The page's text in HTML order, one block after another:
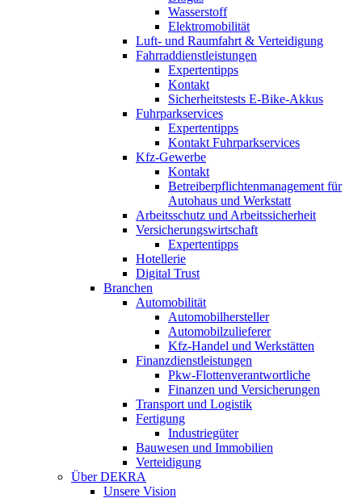
Wasserstoff
Elektromobilität
Luft- und Raumfahrt & Verteidigung
Fahrraddienstleistungen
Expertentipps
Kontakt
Sicherheitstests E-Bike-Akkus
Fuhrparkservices
Expertentipps
Kontakt Fuhrparkservices
Kfz-Gewerbe
Kontakt
Betreiberpflichtenmanagement für
Autohaus und Werkstatt
Arbeitsschutz und Arbeitssicherheit
Versicherungswirtschaft
Expertentipps
Hotellerie
Digital Trust
Branchen
Automobilität
Automobilhersteller
Automobilzulieferer
Kfz-Handel und Werkstätten
Finanzdienstleistungen
Pkw‑Flottenverantwortliche
Finanzen und Versicherungen
Transport und Logistik
Fertigung
Industriegüter
Bauwesen und Immobilien
Verteidigung
Über DEKRA
Unsere Vision